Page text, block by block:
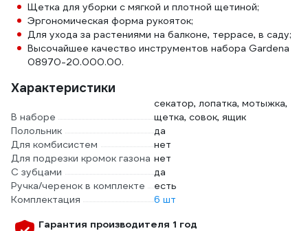
Щетка для уборки с мягкой и плотной щетиной;
Эргономическая форма рукояток;
Для ухода за растениями на балконе, террасе, в саду;
Высочайшее качество инструментов набора Gardena
08970-20.000.00.
Характеристики
В наборе
секатор, лопатка, мотыжка,
щетка, совок, ящик
Полольник
да
Для комбисистем
нет
Для подрезки кромок газона нет
С зубцами
да
Ручка/черенок в комплекте
есть
Комплектация
6 шт
Гарантия производителя 1 год